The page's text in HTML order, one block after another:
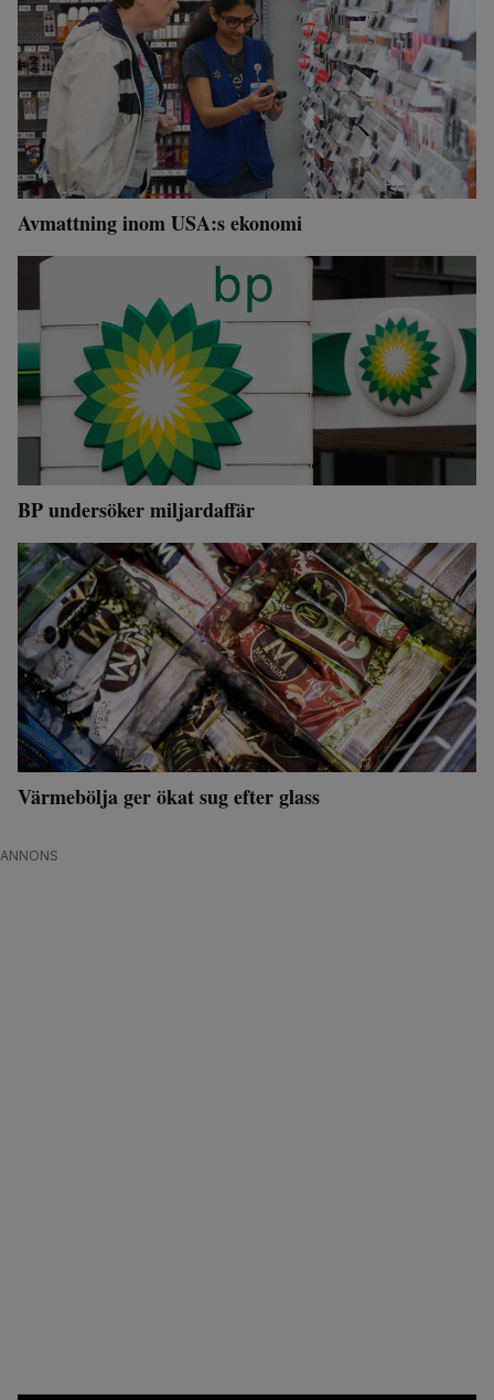
Avmattning inom USA:s ekonomi
BP undersöker miljardaffär
Värmebölja ger ökat sug efter glass
ANNONS